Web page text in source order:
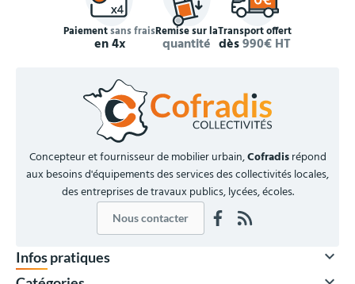
Paiementsans frais
en 4x
Remise sur la
quantité
Transport offert
dès990€ HT
Concepteur et fournisseur de mobilier urbain,Cofradisrépond
aux besoins d'équipements des services des collectivités locales,
des entreprises de travaux publics, lycées, écoles.
Nous contacter
Infos pratiques 